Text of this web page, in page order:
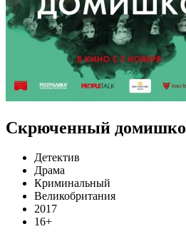
Скрюченный домишко
Детектив
Драма
Криминальный
Великобритания
2017
16+